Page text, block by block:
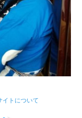
イトについて